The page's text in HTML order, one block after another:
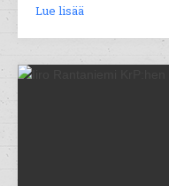
Lue lisää